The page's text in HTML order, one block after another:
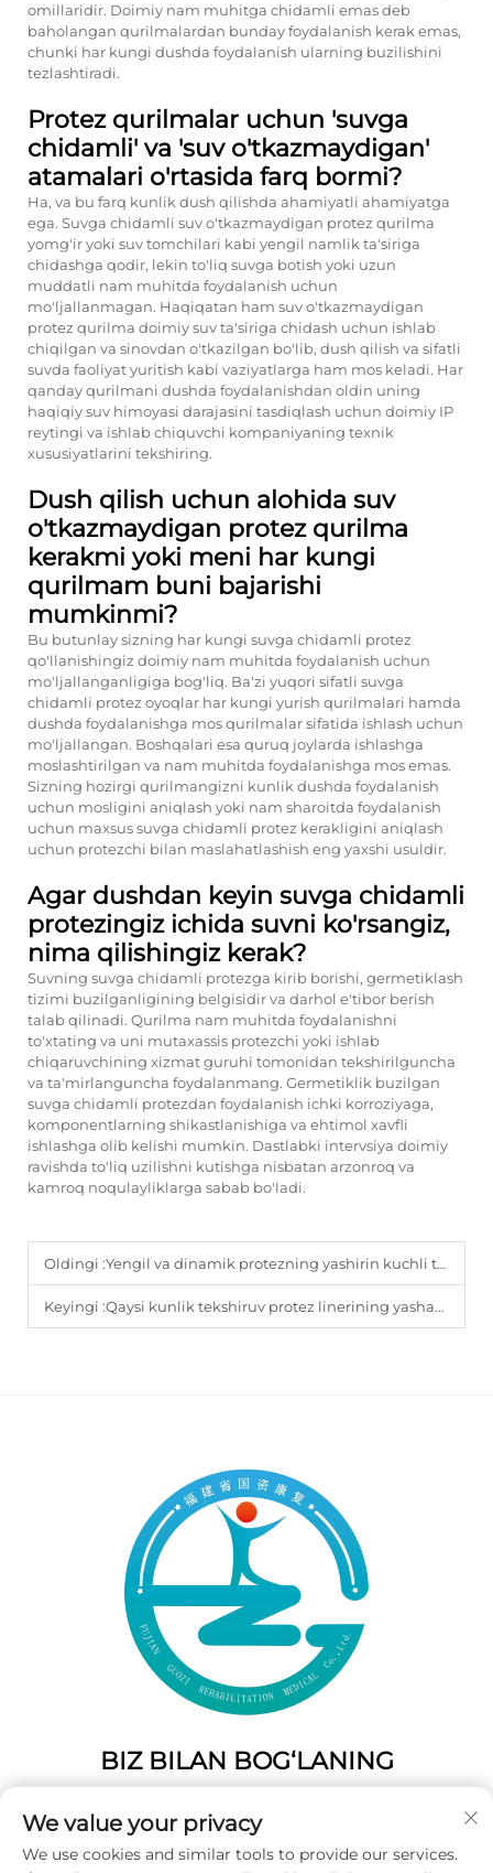
omillaridir. Doimiy nam muhitga chidamli emas deb
baholangan qurilmalardan bunday foydalanish kerak emas,
chunki har kungi dushda foydalanish ularning buzilishini
tezlashtiradi.
Protez qurilmalar uchun 'suvga
chidamli' va 'suv o'tkazmaydigan'
atamalari o'rtasida farq bormi?
Ha, va bu farq kunlik dush qilishda ahamiyatli ahamiyatga
ega. Suvga chidamli suv o'tkazmaydigan protez qurilma
yomg'ir yoki suv tomchilari kabi yengil namlik ta'siriga
chidashga qodir, lekin to'liq suvga botish yoki uzun
muddatli nam muhitda foydalanish uchun
mo'ljallanmagan. Haqiqatan ham suv o'tkazmaydigan
protez qurilma doimiy suv ta'siriga chidash uchun ishlab
chiqilgan va sinovdan o'tkazilgan bo'lib, dush qilish va sifatli
suvda faoliyat yuritish kabi vaziyatlarga ham mos keladi. Har
qanday qurilmani dushda foydalanishdan oldin uning
haqiqiy suv himoyasi darajasini tasdiqlash uchun doimiy IP
reytingi va ishlab chiquvchi kompaniyaning texnik
xususiyatlarini tekshiring.
Dush qilish uchun alohida suv
o'tkazmaydigan protez qurilma
kerakmi yoki meni har kungi
qurilmam buni bajarishi
mumkinmi?
Bu butunlay sizning har kungi suvga chidamli protez
qo'llanishingiz doimiy nam muhitda foydalanish uchun
mo'ljallanganligiga bog'liq. Ba'zi yuqori sifatli suvga
chidamli protez oyoqlar har kungi yurish qurilmalari hamda
dushda foydalanishga mos qurilmalar sifatida ishlash uchun
mo'ljallangan. Boshqalari esa quruq joylarda ishlashga
moslashtirilgan va nam muhitda foydalanishga mos emas.
Sizning hozirgi qurilmangizni kunlik dushda foydalanish
uchun mosligini aniqlash yoki nam sharoitda foydalanish
uchun maxsus suvga chidamli protez kerakligini aniqlash
uchun protezchi bilan maslahatlashish eng yaxshi usuldir.
Agar dushdan keyin suvga chidamli
protezingiz ichida suvni ko'rsangiz,
nima qilishingiz kerak?
Suvning suvga chidamli protezga kirib borishi, germetiklash
tizimi buzilganligining belgisidir va darhol e'tibor berish
talab qilinadi. Qurilma nam muhitda foydalanishni
to'xtating va uni mutaxassis protezchi yoki ishlab
chiqaruvchining xizmat guruhi tomonidan tekshirilguncha
va ta'mirlanguncha foydalanmang. Germetiklik buzilgan
suvga chidamli protezdan foydalanish ichki korroziyaga,
komponentlarning shikastlanishiga va ehtimol xavfli
ishlashga olib kelishi mumkin. Dastlabki intervsiya doimiy
ravishda to'liq uzilishni kutishga nisbatan arzonroq va
kamroq noqulayliklarga sabab bo'ladi.
Oldingi :Yengil va dinamik protezning yashirin kuchli tomonlari nimalardan iborat?
Keyingi :Qaysi kunlik tekshiruv protez linerining yashash muddatini uzartiradi?
BIZ BILAN BOG‘LANING
Fujian, Xitoy
Tel:+86-19859128239
We value your privacy
We use cookies and similar tools to provide our services.